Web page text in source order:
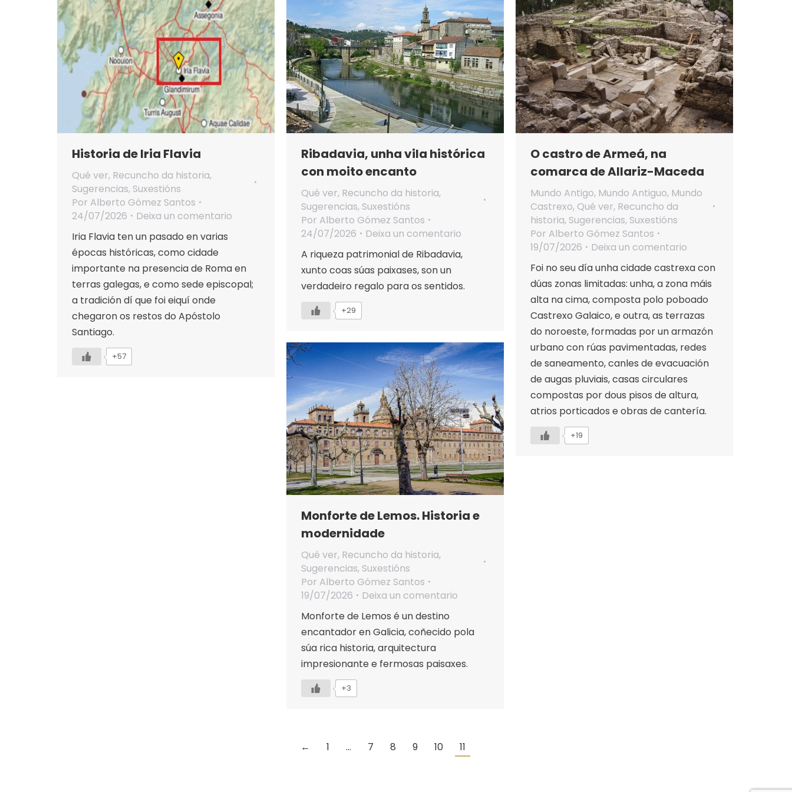
Historia de Iria Flavia
Qué ver, Recuncho da historia,
Sugerencias, Suxestións
Por Alberto Gómez Santos
24/07/2026
Deixa un comentario
Iria Flavia ten un pasado en varias
épocas históricas, como cidade
importante na presencia de Roma en
terras galegas, e como sede episcopal;
a tradición dí que foi eiquí onde
chegaron os restos do Apóstolo
Santiago.
+57
Ribadavia, unha vila histórica
con moito encanto
Qué ver, Recuncho da historia,
Sugerencias, Suxestións
Por Alberto Gómez Santos
24/07/2026
Deixa un comentario
A riqueza patrimonial de Ribadavia,
xunto coas súas paixases, son un
verdadeiro regalo para os sentidos.
+29
O castro de Armeá, na
comarca de Allariz-Maceda
Mundo Antigo, Mundo Antiguo, Mundo
Castrexo, Qué ver, Recuncho da
historia, Sugerencias, Suxestións
Por Alberto Gómez Santos
19/07/2026
Deixa un comentario
Foi no seu día unha cidade castrexa con
dúas zonas limitadas: unha, a zona máis
alta na cima, composta polo poboado
Castrexo Galaico, e outra, as terrazas
do noroeste, formadas por un armazón
urbano con rúas pavimentadas, redes
de saneamento, canles de evacuación
de augas pluviais, casas circulares
compostas por dous pisos de altura,
atrios porticados e obras de cantería.
+19
Monforte de Lemos. Historia e
modernidade
Qué ver, Recuncho da historia,
Sugerencias, Suxestións
Por Alberto Gómez Santos
19/07/2026
Deixa un comentario
Monforte de Lemos é un destino
encantador en Galicia, coñecido pola
súa rica historia, arquitectura
impresionante e fermosas paisaxes.
+3
← 1 … 7 8 9 10 11